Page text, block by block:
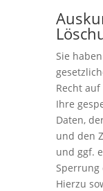
Sie
Recht
Ihre
Daten,
und den
und ggf.
Sperrung
Hierzu